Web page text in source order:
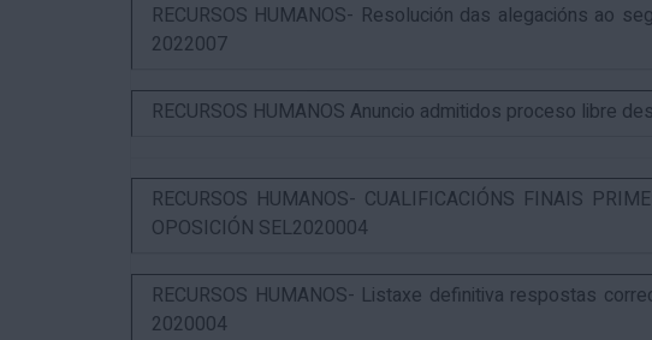
RECURSOS HUMANOS- Resolución das alegacións ao
2022007
RECURSOS HUMANOS Anuncio admitidos proceso libre
RECURSOS HUMANOS- CUALIFICACIÓNS FINAIS
OPOSICIÓN SEL2020004
RECURSOS HUMANOS- Listaxe definitiva respostas
2020004